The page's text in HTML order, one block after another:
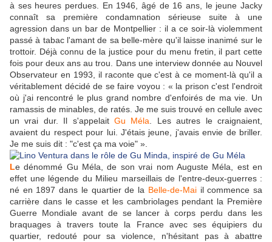
à ses heures perdues. En 1946, âgé de 16 ans, le jeune Jacky
connaît sa première condamnation sérieuse suite à une
agression dans un bar de Montpellier : il a ce soir-là violemment
passé à tabac l'amant de sa belle-mère qu'il laisse inanimé sur le
trottoir. Déjà connu de la justice pour du menu fretin, il part cette
fois pour deux ans au trou. Dans une interview donnée au Nouvel
Observateur en 1993, il raconte que c'est à ce moment-là qu'il a
véritablement décidé de se faire voyou : « la prison c'est l'endroit
où j'ai rencontré le plus grand nombre d'enfoirés de ma vie. Un
ramassis de minables, de ratés. Je me suis trouvé en cellule avec
un vrai dur. Il s'appelait Gu Méla . Les autres le craignaient,
avaient du respect pour lui. J'étais jeune, j'avais envie de briller.
Je me suis dit : "c'est ça ma voie" »
Le dénommé Gu Méla, de son vrai nom Auguste Méla, est en
effet une légende du Milieu marseillais de l'entre-deux-guerres :
né en 1897 dans le quartier de la Belle-de-Maiil commence sa
carrière dans le casse et les cambriolages pendant la Première
Guerre Mondiale avant de se lancer à corps perdu dans les
braquages à travers toute la France avec ses équipiers du
quartier, redouté pour sa violence, n'hésitant pas à abattre